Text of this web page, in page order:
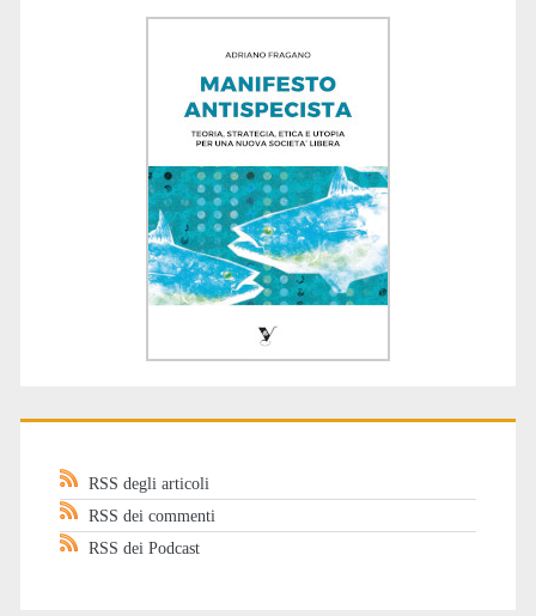
RSS degli articoli
RSS dei commenti
RSS dei Podcast